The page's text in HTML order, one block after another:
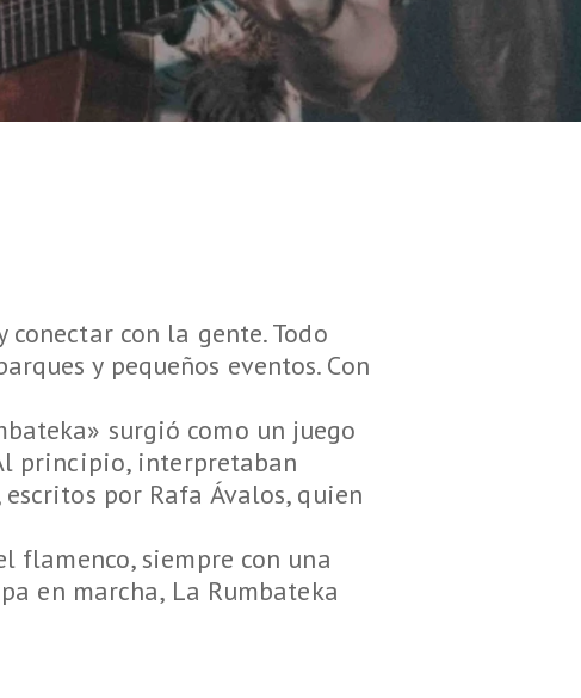
con la gente. Todo
y pequeños eventos. Con
surgió como un juego
principio, interpretaban
por Rafa Ávalos, quien
flamenco, siempre con una
en marcha, La Rumbateka